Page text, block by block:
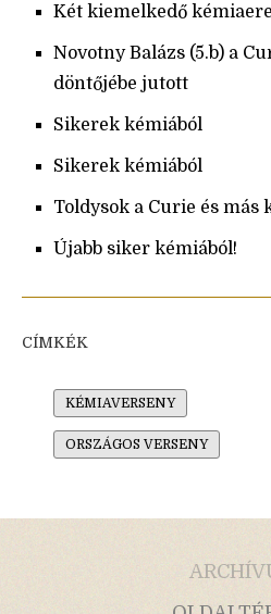
Két kiemelkedő
Novotny Balázs (5.b) a
döntőjébe jutott
Sikerek kémiából
Sikerek kémiából
Toldysok a Curie és más
Újabb siker kémiából!
CÍMKÉK
KÉMIAVERSENY
ORSZÁGOS VERSENY